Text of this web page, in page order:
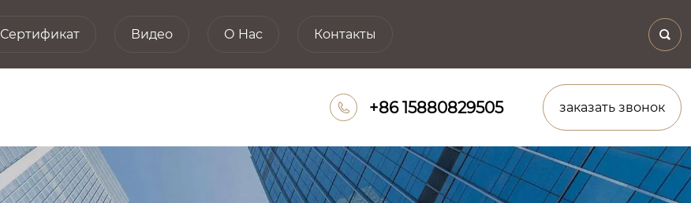
Сертификат Видео О Hас Контакты 
 +86 15880829505 заказать звонок